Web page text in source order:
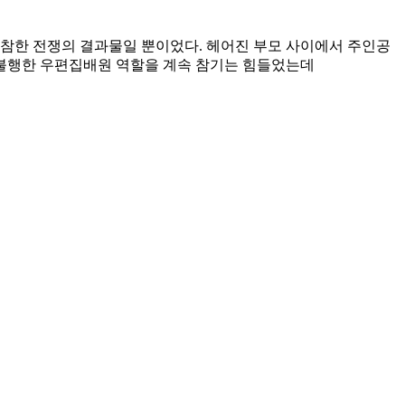
한 전쟁의 결과물일 뿐이었다. 헤어진 부모 사이에서 주인공
한 우편집배원 역할을 계속 참기는 힘들었는데